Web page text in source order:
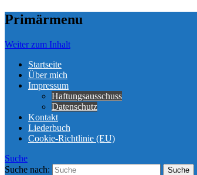
Primärmenu
Weiter zum Inhalt
Startseite
Über mich
Impressum
Haftungsausschuss
Datenschutz
Kontakt
Liederbuch
Cookie-Richtlinie (EU)
Suche
Suche nach: